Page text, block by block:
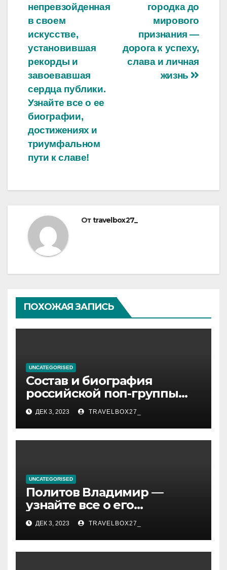
городка до
мирового
признания —
дорога к успеху,
слава и личная
жизнь
непревзойденная
в своем
искусстве,
установившая
рекорды и
завоевавшая
сердца публики.
Узнайте все о ее
биографии,
достижениях и
триумфальном
пути к славе!
Отtravelbox27_
ПОХОЖАЯ ЗАПИСЬ
UNCATEGORISED
Состав и биография
российской поп-группы
«Иванушки интернешнл»
— история успеха, музыка
и судьбы участников
ДЕК 3, 2023 TRAVELBOX27_
UNCATEGORISED
Политов Владимир —
узнайте все о его
биографии, возрасте и
впечатляющих
достижениях!
ДЕК 3, 2023 TRAVELBOX27_